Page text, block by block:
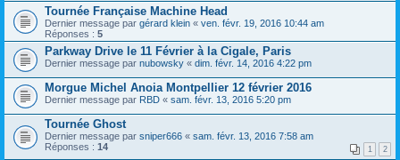
Tournée Française Machine Head
Dernier message par gérard klein « ven. févr. 19, 2016 10:44 am
Réponses : 5
Parkway Drive le 11 Février à la Cigale, Paris
Dernier message par nubowsky « dim. févr. 14, 2016 4:22 pm
Morgue Michel Anoia Montpellier 12 février 2016
Dernier message par RBD « sam. févr. 13, 2016 5:20 pm
Tournée Ghost
Dernier message par sniper666 « sam. févr. 13, 2016 7:58 am
Réponses : 14 1 2